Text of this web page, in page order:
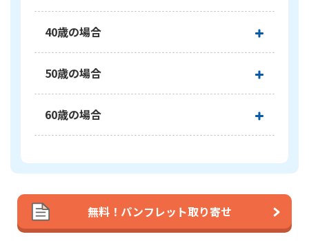
●保険料改定（2026年5月2日）前後での保険料例
基本契約（基準保険金額：100万円） 無配当総合医
期間
定期保険「新普通定期保険」 10年 10年
加入年齢の計算方法は、改定前後で異なります。
横スクロールできます
40歳の場合
●保険料改定（2026年5月2日）前後での保険料例
基本契約（基準保険金額：100万円） 無配当総合医
定期保険「新普通定期保険」
横スクロールできます
50歳の場合
●保険料改定（2026年5月2日）前後での保険料例
保険種類
期間
保険料
払込期
60歳の場合
●保険料改定（2026年5月2日）前後での保険料例
基本契約（基準保険金額：100万円） 無配当総合医
保険種類
保険
払込期
無料！パンフレット取り寄せ